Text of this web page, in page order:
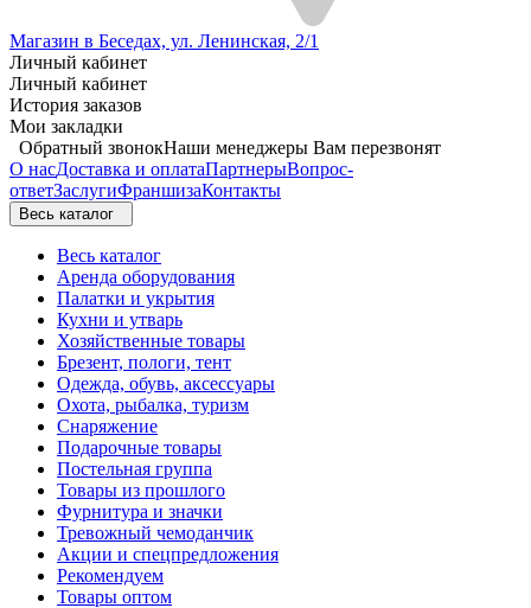
Магазин в Беседах, ул. Ленинская, 2/1
Личный кабинет
Личный кабинет
История заказов
Мои закладки
Обратный звонокНаши менеджеры Вам перезвонят
О насДоставка и оплатаПартнерыВопрос-
ответЗаслугиФраншизаКонтакты
Весь каталог
Весь каталог
Аренда оборудования
Палатки и укрытия
Кухни и утварь
Хозяйственные товары
Брезент, пологи, тент
Одежда, обувь, аксессуары
Охота, рыбалка, туризм
Снаряжение
Подарочные товары
Постельная группа
Товары из прошлого
Фурнитура и значки
Тревожный чемоданчик
Акции и спецпредложения
Рекомендуем
Товары оптом